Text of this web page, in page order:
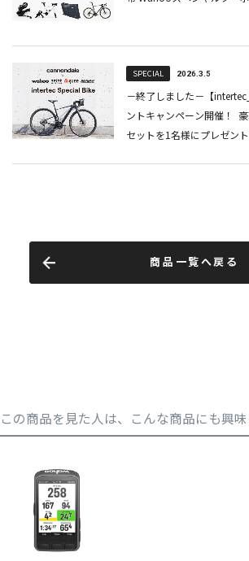
商品一覧へ戻る
この商品を見た人は、こんな商品にも興